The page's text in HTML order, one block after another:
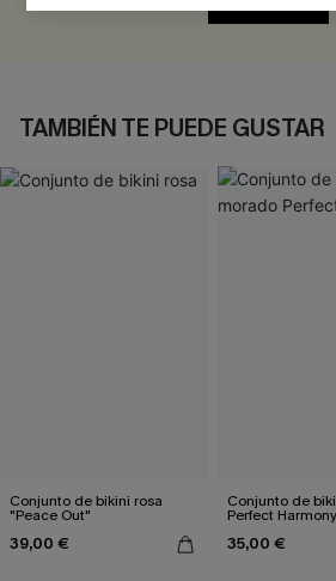
TAMBIÉN TE PUEDE GUSTAR
Conjunto de bikini rosa
"Peace Out"
39,00 €
Conjunto de
Perfect Harmony
35,00 €